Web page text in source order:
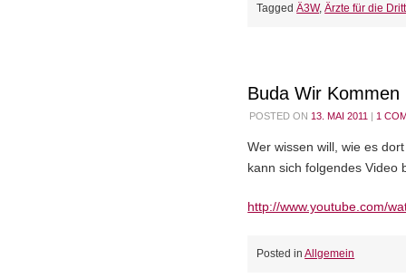
Tagged Ä3W,Ärzte für die
Buda Wir Kommen
POSTED ON 13. MAI 2011 1
Wer wissen will, wie es
kann sich folgendes Video
http://www.youtube.com/
Posted in Allgemein